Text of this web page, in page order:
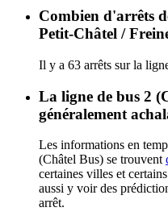
Combien d'arrêts
Petit-Châtel /
Il y a 63 arrêts sur la
La ligne de bus 2
généralement
Les informations en
(Châtel Bus) se trouvent
certaines villes et
aussi y voir des
arrêt.